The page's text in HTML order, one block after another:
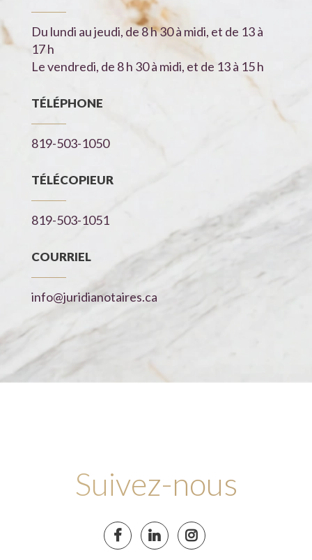
Du lundi au jeudi, de 8 h 30 à midi, et de 13 à
17 h
Le vendredi, de 8 h 30 à midi, et de 13 à 15 h
TÉLÉPHONE
819-503-1050
TÉLÉCOPIEUR
819-503-1051
COURRIEL
info@juridianotaires.ca
Suivez-nous